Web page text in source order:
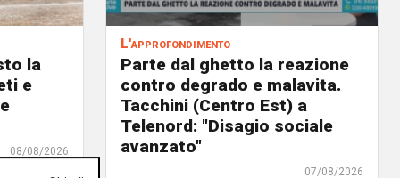
la
e
08/08/2026
L'approfondimento
Parte dal ghetto la reazione
contro degrado e malavita.
Tacchini (Centro Est) a
Telenord: "Disagio sociale
avanzato"
07/08/2026